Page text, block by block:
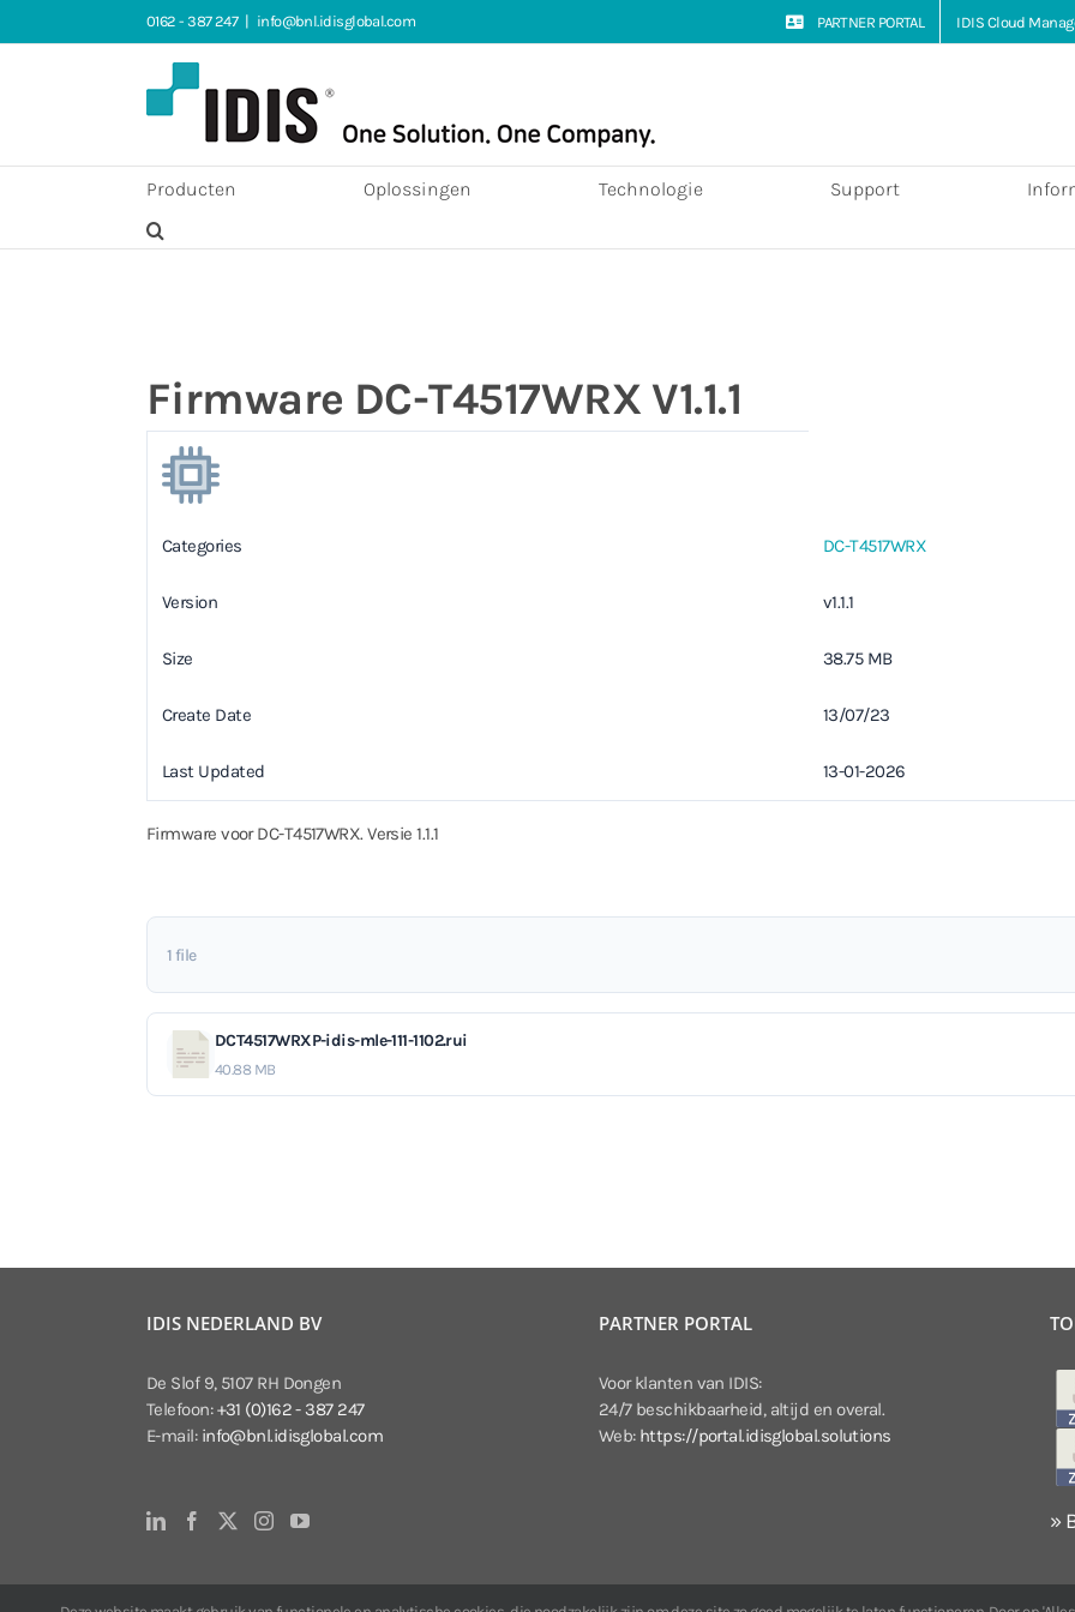
naar
0162 - 387 247 | info@bnl.idisglobal.com PARTNER PORTAL IDIS Cloud
Producten Oplossingen Technologie Support
Firmware DC-T4517WRX V1.1.1
Categories DC-T4517WRX
Version v1.1.1
Size 38.75 MB
Create Date 13/07/23
Last Updated 13-01-2026
Firmware voor DC-T4517WRX. Versie 1.1.1
1 file
DCT4517WRXP-idis-mle-111-1102.rui
40.88 MB
IDIS NEDERLAND BV
De Slof 9, 5107 RH Dongen
Telefoon:+31 (0)162 - 387 247
E-mail: info@bnl.idisglobal.com
PARTNER PORTAL
Voor klanten van IDIS:
24/7 beschikbaarheid, altijd en overal.
Web: https://portal.idisglobal.solutions
»